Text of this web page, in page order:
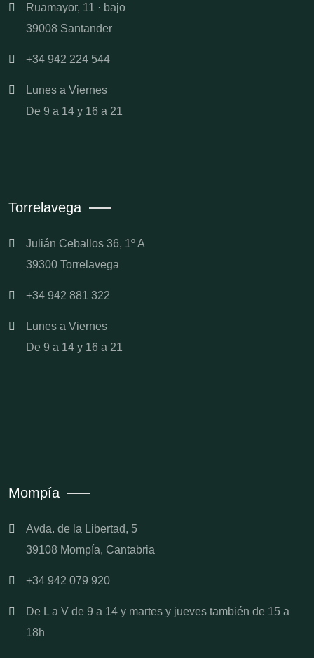
Ruamayor, 11 · bajo
39008 Santander
+34 942 224 544
Lunes a Viernes
De 9 a 14 y 16 a 21
Torrelavega
Julián Ceballos 36, 1º A
39300 Torrelavega
+34 942 881 322
Lunes a Viernes
De 9 a 14 y 16 a 21
Mompía
Avda. de la Libertad, 5
39108 Mompía, Cantabria
+34 942 079 920
De L a V de 9 a 14 y martes y jueves también de 15 a
18h